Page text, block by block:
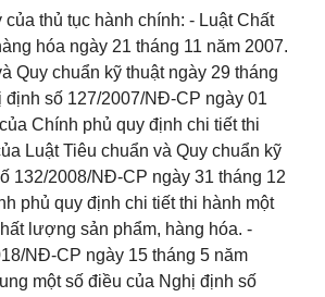
thủ tục hành chính: - Luật Chất
hóa ngày 21 tháng 11 năm 2007.
Quy chuẩn kỹ thuật ngày 29 tháng
định số 127/2007/NĐ-CP ngày 01
Chính phủ quy định chi tiết thi
Luật Tiêu chuẩn và Quy chuẩn kỹ
132/2008/NĐ-CP ngày 31 tháng 12
phủ quy định chi tiết thi hành một
lượng sản phẩm, hàng hóa. -
NĐ-CP ngày 15 tháng 5 năm
một số điều của Nghị định số